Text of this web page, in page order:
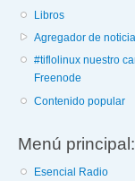
Libros
Agregador de
#tiflolinux nuestro
Freenode
Contenido popular
Menú principal:
Esencial Radio